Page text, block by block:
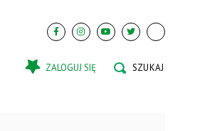
ZALOGUJ SIĘ